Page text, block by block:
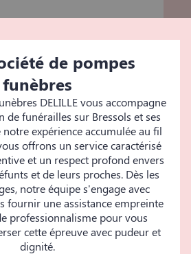
de pompes
funèbres
DELILLE vous accompagne
de funérailles sur Bressols et ses
expérience accumulée au fil
offrons un service caractérisé
et un respect profond envers
et de leurs proches. Dès les
notre équipe s'engage avec
fournir une assistance empreinte
professionnalisme pour vous
cette épreuve avec pudeur et
dignité.